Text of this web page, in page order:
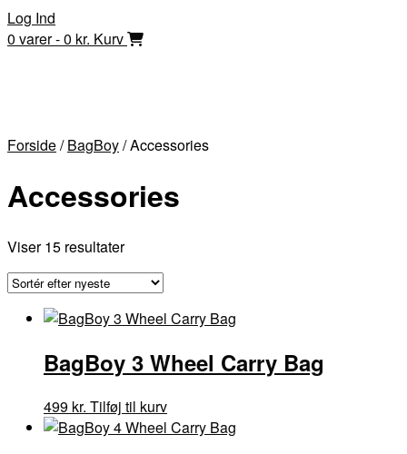
Skip
to
Log Ind
0 varer - 0 kr. Kurv
Forside/BagBoy/ Accessories
Accessories
Viser 15 resultaterSorteret
seneste
BagBoy 3 Wheel Carry Bag
499 kr. Tilføj til kurv